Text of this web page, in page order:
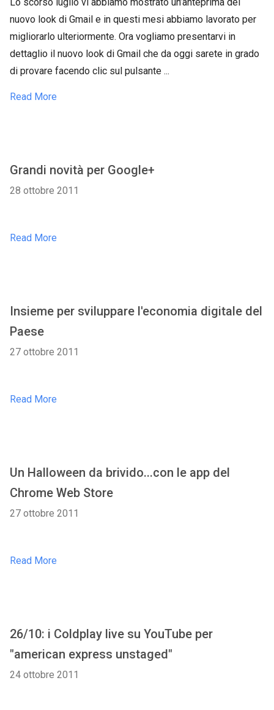
nuovo look di Gmail e in questi mesi abbiamo lavorato per
migliorarlo ulteriormente. Ora vogliamo presentarvi in
dettaglio il nuovo look di Gmail che da oggi sarete in grado
di provare facendo clic sul pulsante ...
Read More
Grandi novità per Google+
28 ottobre 2011
Read More
Insieme per sviluppare l'economia digitale del
Paese
27 ottobre 2011
Read More
Un Halloween da brivido...con le app del
Chrome Web Store
27 ottobre 2011
Read More
26/10: i Coldplay live su YouTube per
"american express unstaged"
24 ottobre 2011